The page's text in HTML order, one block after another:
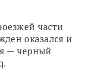
части
оказался и
— черный